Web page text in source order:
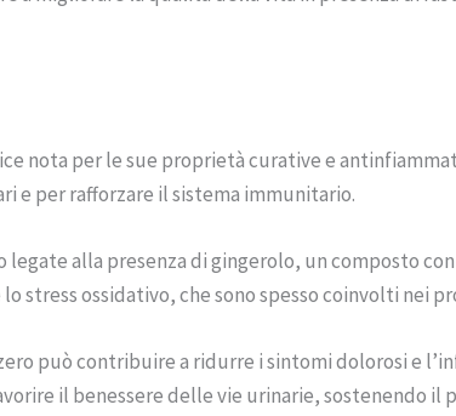
nota per le sue proprietà curative e
e per rafforzare il sistema immunitario.
legate alla presenza di gingerolo, un composto
stress ossidativo, che sono spesso coinvolti nei
può contribuire a ridurre i sintomi dolorosi e
il benessere delle vie urinarie, sostenendo